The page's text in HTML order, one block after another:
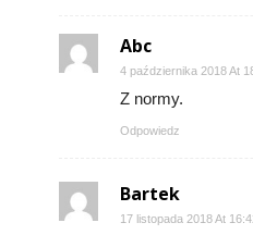
Abc
4 października 2018 At
Z normy.
Odpowiedz
Bartek
17 listopada 2018 At